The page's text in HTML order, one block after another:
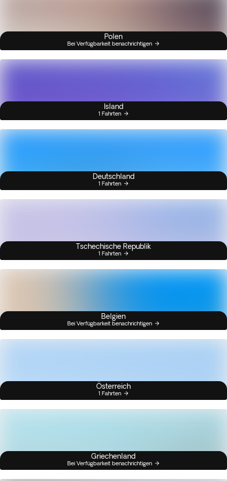
Polen
Bei Verfügbarkeit benachrichtigen
Island
1 Fahrten
Deutschland
1 Fahrten
Tschechische Republik
1 Fahrten
Belgien
Bei Verfügbarkeit benachrichtigen
Österreich
1 Fahrten
Griechenland
Bei Verfügbarkeit benachrichtigen